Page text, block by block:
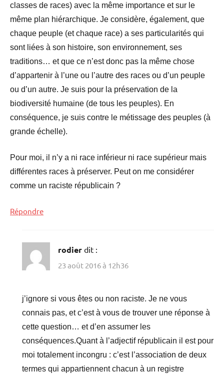
classes de races) avec la même importance et sur le
même plan hiérarchique. Je considère, également, que
chaque peuple (et chaque race) a ses particularités qui
sont liées à son histoire, son environnement, ses
traditions… et que ce n’est donc pas la même chose
d’appartenir à l’une ou l’autre des races ou d’un peuple
ou d’un autre. Je suis pour la préservation de la
biodiversité humaine (de tous les peuples). En
conséquence, je suis contre le métissage des peuples (à
grande échelle).
Pour moi, il n’y a ni race inférieur ni race supérieur mais
différentes races à préserver. Peut on me considérer
comme un raciste républicain ?
Répondre
rodier dit :
23 août 2016 à 12h36
j’ignore si vous êtes ou non raciste. Je ne vous
connais pas, et c’est à vous de trouver une réponse à
cette question… et d’en assumer les
conséquences.Quant à l’adjectif républicain il est pour
moi totalement incongru : c’est l’association de deux
termes qui appartiennent chacun à un registre